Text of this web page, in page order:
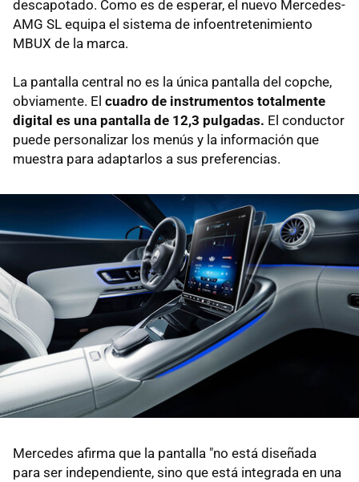
descapotado. Como es de esperar, el nuevo Mercedes-
AMG SL equipa el sistema de infoentretenimiento
MBUX de la marca.
La pantalla central no es la única pantalla del copche,
obviamente. El cuadro de instrumentos totalmente
digital es una pantalla de 12,3 pulgadas. El conductor
puede personalizar los menús y la información que
muestra para adaptarlos a sus preferencias.
Mercedes afirma que la pantalla "no está diseñada
para ser independiente, sino que está integrada en una